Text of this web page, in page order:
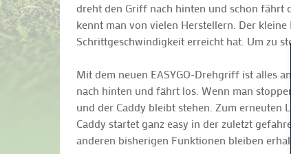
dreht den Griff nach hinten und schon fährt
kennt man von vielen Herstellern. Der
Schrittgeschwindigkeit erreicht hat. Um zu
Mit dem neuen EASYGO-Drehgriff ist alles
nach hinten und fährt los. Wenn man
und der Caddy bleibt stehen. Zum
Caddy startet ganz easy in der zuletzt
anderen bisherigen Funktionen bleiben